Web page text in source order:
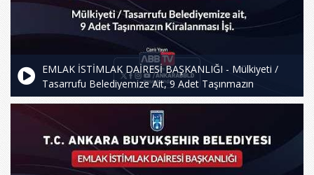
EMLAK İSTİMLAK DAİRESİ BAŞKANLIĞI - Mülkiyeti /
Tasarrufu Belediyemize Ait, 9 Adet Taşınmazın
Kiralanması İşi